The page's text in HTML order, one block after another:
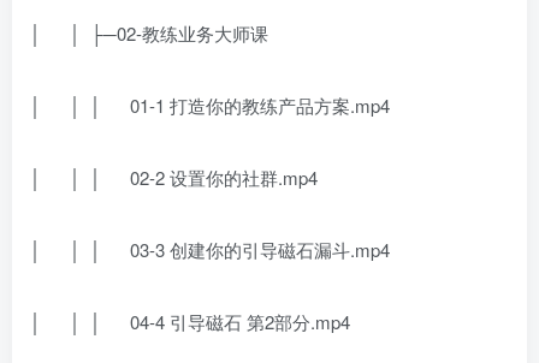
│ │ ├─02-教练业务大师课
│ │ │ 01-1 打造你的教练产品方案.mp4
│ │ │ 02-2 设置你的社群.mp4
│ │ │ 03-3 创建你的引导磁石漏斗.mp4
│ │ │ 04-4 引导磁石 第2部分.mp4